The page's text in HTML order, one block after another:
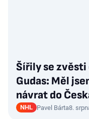
Šířily se zvěsti
Gudas: Měl
návrat do
NHL Pavel Bárta8.